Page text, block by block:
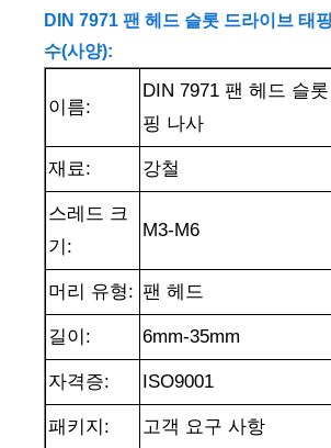
DIN 7971 팬 헤드 슬롯 드라이브 태
수(사양):
이름:
DIN 7971 팬 헤드 슬
핑 나사
재료: 강철
스레드 크
기:
M3-M6
머리 유형: 팬 헤드
길이: 6mm-35mm
자격증: ISO9001
패키지: 고객 요구 사항